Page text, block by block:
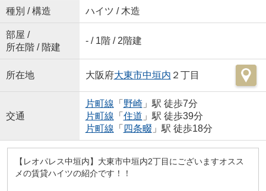
種別 / 構造 ハイツ / 木造
部屋 /
所在階 / 階建
- / 1階 / 2階建
所在地 大阪府大東市中垣内 ２丁目
交通
片町線 「 野崎」駅 徒歩7分
片町線 「 住道 」駅 徒歩39分
片町線 「 四条畷」駅 徒歩18分
【レオパレス中垣内】大東市中垣内2丁目にございますオスス
メの賃貸ハイツの紹介です！！